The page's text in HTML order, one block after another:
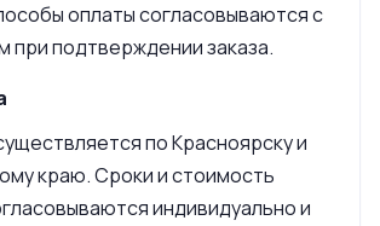
оплаты согласовываются с
подтверждении заказа.
по Красноярску и
краю. Сроки и стоимость
индивидуально и